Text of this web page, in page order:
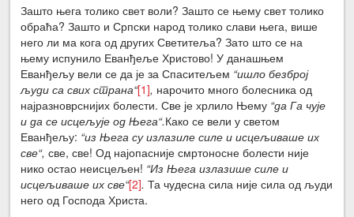
Зашто њега толико свет воли? Зашто се њему свет толико
обраћа? Зашто и Српски народ толико слави њега, више
него ли ма кога од других Светитеља? Зато што се на
њему испунило Еванђеље Христово! У данашњем
Еванђељу вели се да је за Спаситељем “ишло безброј
људи са свих страна“[1], нарочито много болесника од
најразноврснијих болести. Све је хрлило Њему “да Га чује
и да се исцељује од Њега“.Како се вели у светом
Еванђељу: “из Њега су излазиле силе и исцељиваше их
све“, све, све! Од најопасније смртоносне болести није
нико остао неисцељен! “Из Њега излазише силе и
исцељиваше их све“[2]. Та чудесна сила није сила од људи
него од Господа Христа.